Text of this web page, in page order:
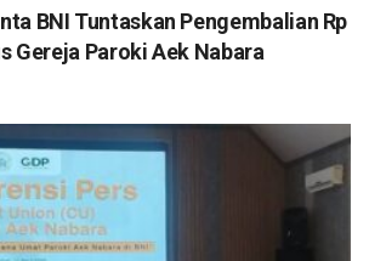
BNI Tuntaskan Pengembalian Rp
Gereja Paroki Aek Nabara